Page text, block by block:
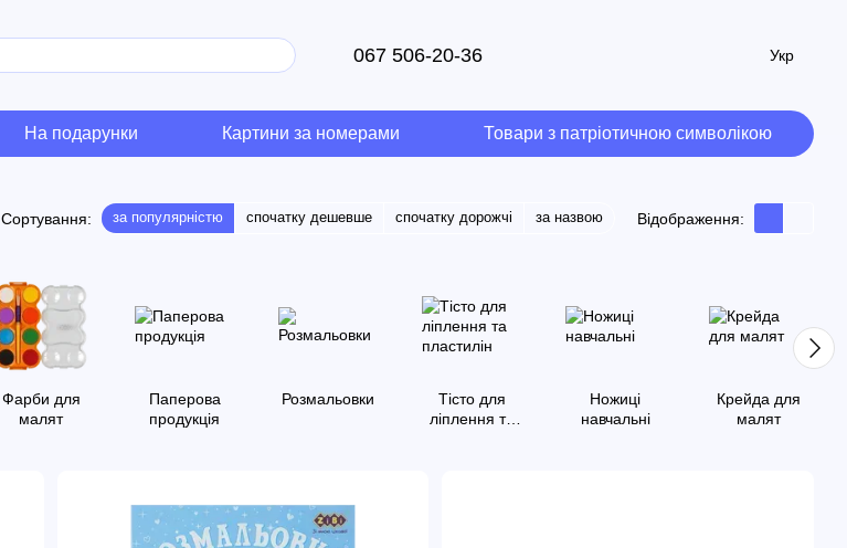
067 506-20-36 Укр
На подарунки Картини за номерами Товари з патріотичною символікою
Сортування: за популярністю спочатку дешевше спочатку дорожчі за назвою Відображення:
Фарби для
малят
Паперова
продукція
Розмальовки
Тісто для
ліплення та
Ножиці
навчальні
Крейда для
малят